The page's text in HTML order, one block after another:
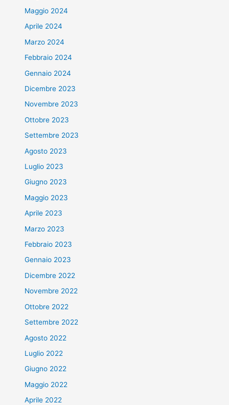
Maggio 2024
Aprile 2024
Marzo 2024
Febbraio 2024
Gennaio 2024
Dicembre 2023
Novembre 2023
Ottobre 2023
Settembre 2023
Agosto 2023
Luglio 2023
Giugno 2023
Maggio 2023
Aprile 2023
Marzo 2023
Febbraio 2023
Gennaio 2023
Dicembre 2022
Novembre 2022
Ottobre 2022
Settembre 2022
Agosto 2022
Luglio 2022
Giugno 2022
Maggio 2022
Aprile 2022